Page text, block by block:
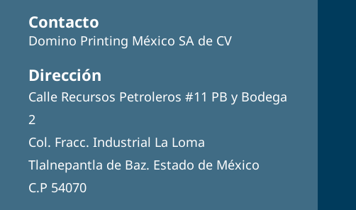
Contacto
Domino Printing México SA de CV
Dirección
Calle Recursos Petroleros #11 PB y Bodega
2
Col. Fracc. Industrial La Loma
Tlalnepantla de Baz. Estado de México
C.P 54070